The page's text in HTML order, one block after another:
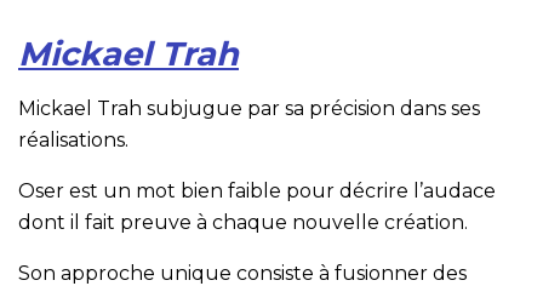
Mickael Trah
Mickael Trah subjugue par sa précision dans ses
réalisations.
Oser est un mot bien faible pour décrire l’audace
dont il fait preuve à chaque nouvelle création.
Son approche unique consiste à fusionner des